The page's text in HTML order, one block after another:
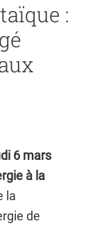
:
6 mars
à la
la
de